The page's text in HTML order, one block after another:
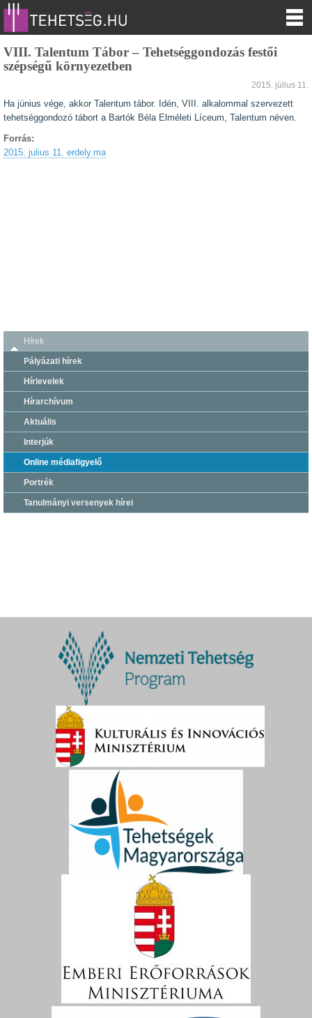
VIII. Talentum Tábor – Tehetséggondozás festői
szépségű környezetben
2015. július 11.
Ha június vége, akkor Talentum tábor. Idén, VIII. alkalommal szervezett
tehetséggondozó tábort a Bartók Béla Elméleti Líceum, Talentum néven.
Forrás:
2015. julius 11. erdely.ma
Hírek
Pályázati hírek
Hírlevelek
Hírarchívum
Aktuális
Interjúk
Online médiafigyelő
Portrék
Tanulmányi versenyek hírei